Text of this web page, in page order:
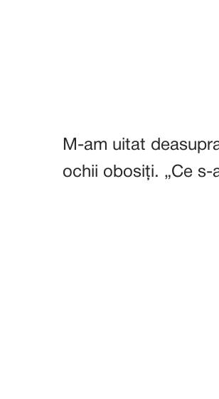
M-am uitat
ochii obosiți. „Ce s-